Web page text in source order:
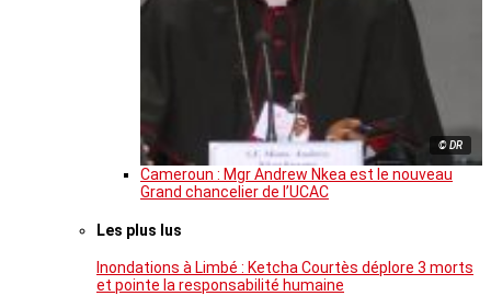
© DR
Cameroun : Mgr Andrew Nkea est le nouveau
Grand chancelier de l’UCAC
Les plus lus
Inondations à Limbé : Ketcha Courtès déplore 3 morts
et pointe la responsabilité humaine